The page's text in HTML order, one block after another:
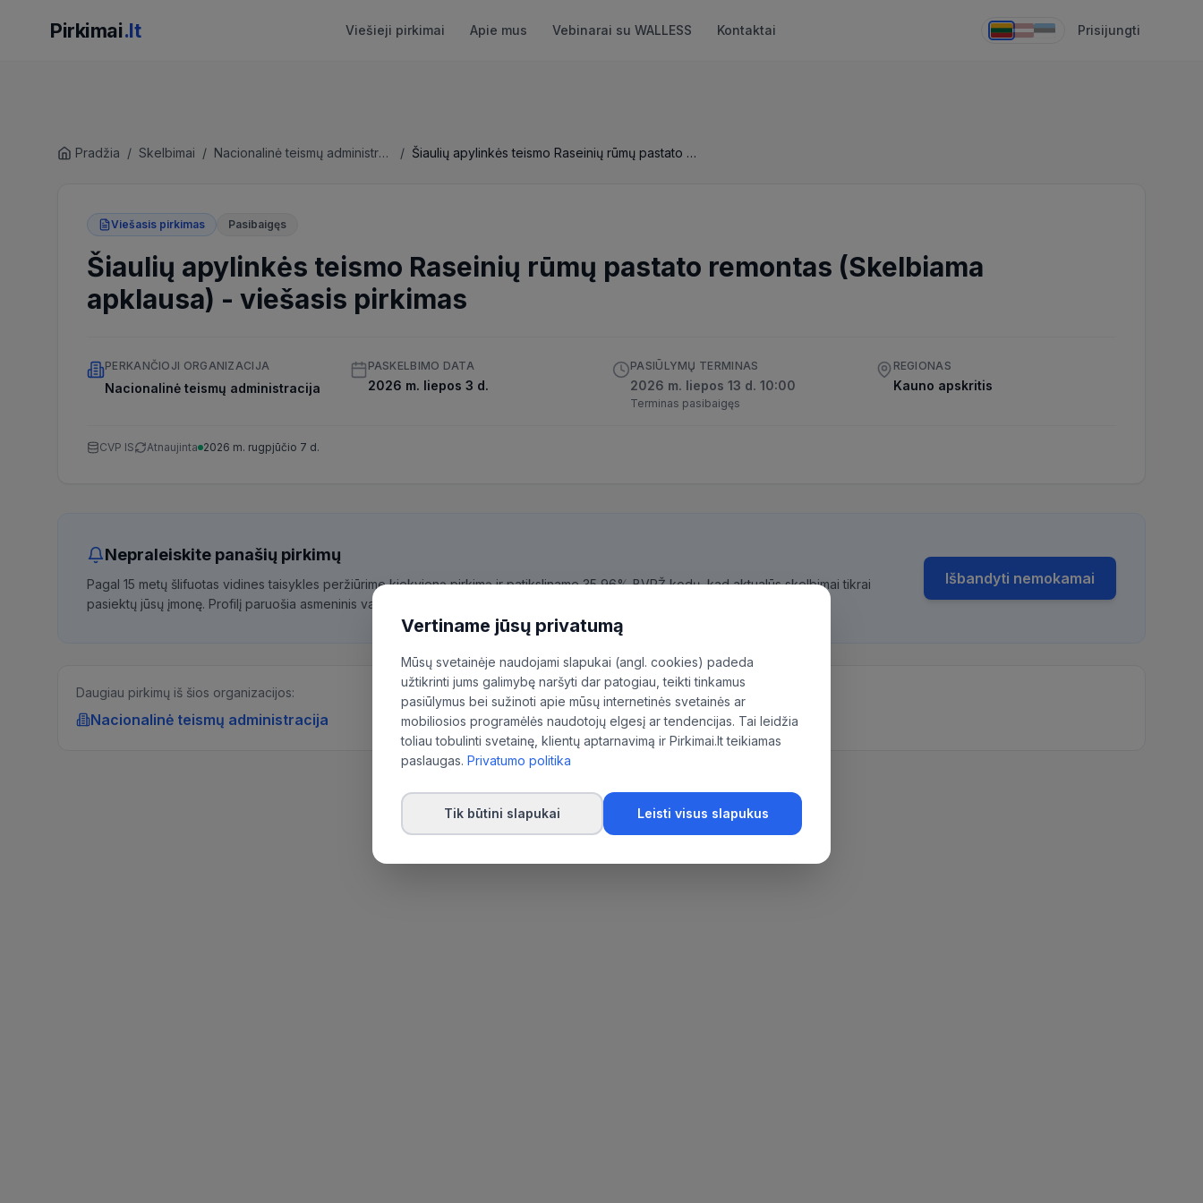
Pirkimai.lt Viešieji pirkimai Apie mus Vebinarai su WALLESS Kontaktai Prisijungti
Pradžia / Skelbimai / Nacionalinė teismų administracija / Šiaulių apylinkės teismo Raseinių rūmų pastato remontas (Skelbiama apklausa)
Viešasis pirkimas Pasibaigęs
Šiaulių apylinkės teismo Raseinių rūmų pastato remontas (Skelbiama
apklausa) - viešasis pirkimas
PERKANČIOJI ORGANIZACIJA
Nacionalinė teismų administracija
PASKELBIMO DATA
2026 m. liepos 3 d.
PASIŪLYMŲ TERMINAS
2026 m. liepos 13 d. 10:00
Terminas pasibaigęs
REGIONAS
Kauno apskritis
CVP IS Atnaujinta 2026 m. rugpjūčio 7 d.
Nepraleiskite panašių pirkimų
Pagal 15 metų šlifuotas vidines taisykles peržiūrime kiekvieną pirkimą ir patiksliname 35,96% BVPŽ kodų, kad aktualūs skelbimai tikrai
pasiektų jūsų įmonę. Profilį paruošia asmeninis vadybininkas.
Išbandyti nemokamai
Daugiau pirkimų iš šios organizacijos:
Nacionalinė teismų administracija
Vertiname jūsų privatumą
Mūsų svetainėje naudojami slapukai (angl. cookies) padeda
užtikrinti jums galimybę naršyti dar patogiau, teikti tinkamus
pasiūlymus bei sužinoti apie mūsų internetinės svetainės ar
mobiliosios programėlės naudotojų elgesį ar tendencijas. Tai leidžia
toliau tobulinti svetainę, klientų aptarnavimą ir Pirkimai.lt teikiamas
paslaugas. Privatumo politika
Tik būtini slapukai Leisti visus slapukus